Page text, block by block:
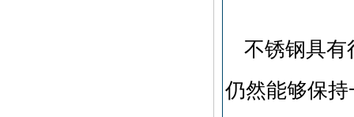
不锈钢具有
仍然能够保